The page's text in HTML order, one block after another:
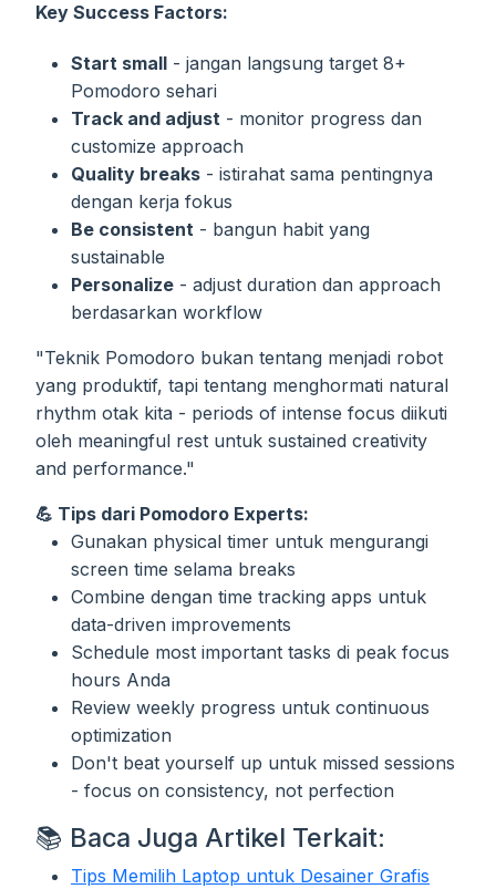
Key Success Factors:
Start small - jangan langsung target 8+
Pomodoro sehari
Track and adjust - monitor progress dan
customize approach
Quality breaks - istirahat sama pentingnya
dengan kerja fokus
Be consistent - bangun habit yang
sustainable
Personalize - adjust duration dan approach
berdasarkan workflow
"Teknik Pomodoro bukan tentang menjadi robot
yang produktif, tapi tentang menghormati natural
rhythm otak kita - periods of intense focus diikuti
oleh meaningful rest untuk sustained creativity
and performance."
💪 Tips dari Pomodoro Experts:
Gunakan physical timer untuk mengurangi
screen time selama breaks
Combine dengan time tracking apps untuk
data-driven improvements
Schedule most important tasks di peak focus
hours Anda
Review weekly progress untuk continuous
optimization
Don't beat yourself up untuk missed sessions
- focus on consistency, not perfection
📚 Baca Juga Artikel Terkait:
Tips Memilih Laptop untuk Desainer Grafis